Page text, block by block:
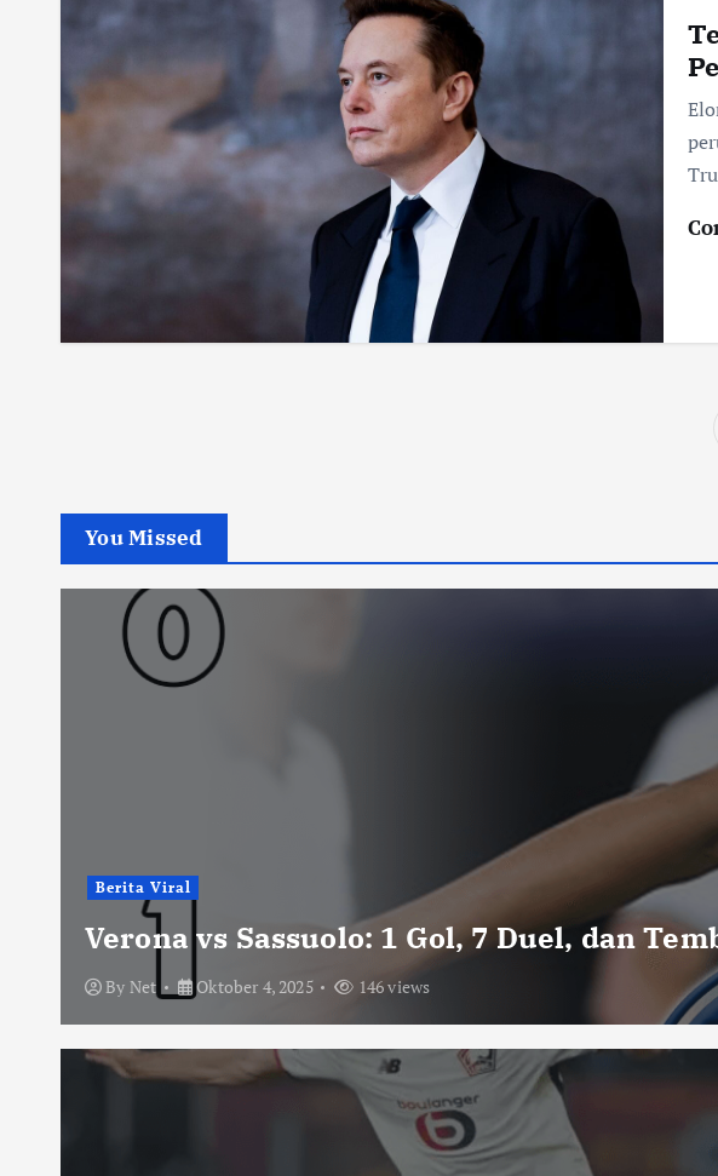
You Missed
Berita Viral
Verona vs Sassuolo: 1 Gol, 7 Duel, dan
By Net Oktober 4, 2025 146 views